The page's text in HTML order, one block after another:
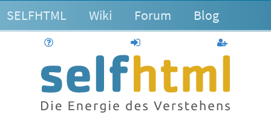
SELFHTML Wiki Forum Blog
anmelden